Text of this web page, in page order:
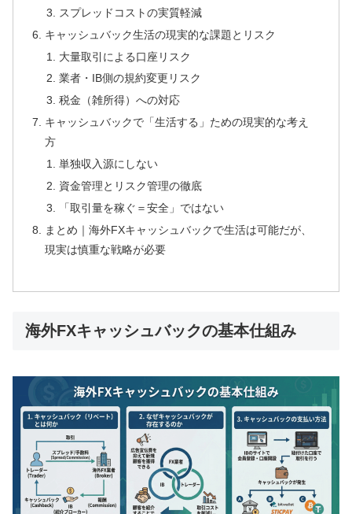
スプレッドコストの実質軽減
キャッシュバック生活の現実的な課題とリスク
大量取引による口座リスク
業者・IB側の規約変更リスク
税金（雑所得）への対応
キャッシュバックで「生活する」ための現実的な考え
方
単独収入源にしない
資金管理とリスク管理の徹底
「取引量を稼ぐ＝安全」ではない
まとめ｜海外FXキャッシュバックで生活は可能だが、
現実は慎重な戦略が必要
海外FXキャッシュバックの基本仕組み